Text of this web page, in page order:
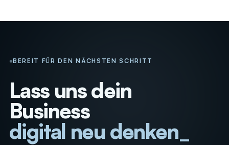
BEREIT FÜR DEN NÄCHSTEN SCHRITT
Lass uns dein
Business
digital neu denken